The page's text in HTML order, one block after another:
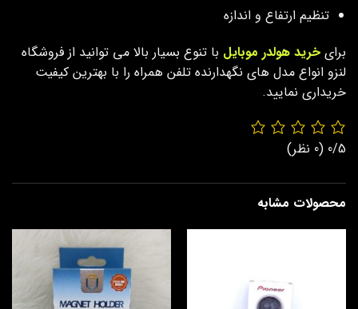
تنظیم ارتفاع و اندازه
برای خرید هولدر موبایل با تنوع بسیار بالا می توانید از فروشگاه
لنزو انواع مدل های نگهدارنده تلفن همراه را با بهترین کیفیت
خریداری نمایید.
0/5 (0 نظر)
محصولات مشابه